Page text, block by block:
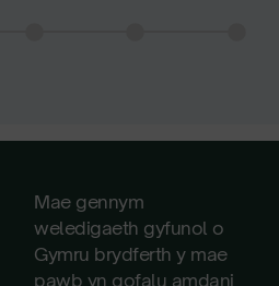
Mae gennym
weledigaeth gyfunol o
Gymru brydferth y mae
pawb yn gofalu amdani